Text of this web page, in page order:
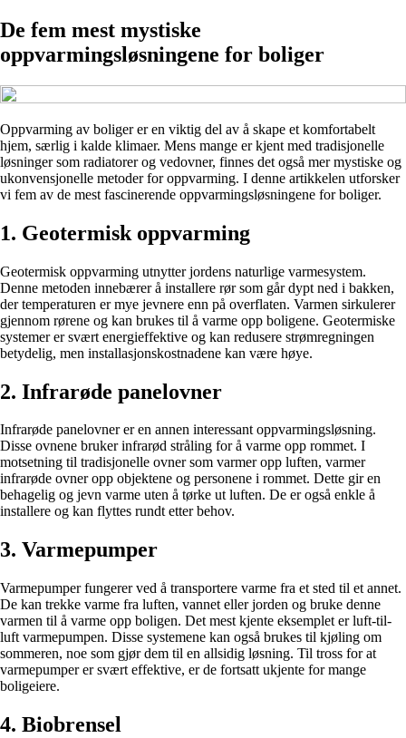
De fem mest mystiske
oppvarmingsløsningene for boliger
Oppvarming av boliger er en viktig del av å skape et komfortabelt
hjem, særlig i kalde klimaer. Mens mange er kjent med tradisjonelle
løsninger som radiatorer og vedovner, finnes det også mer mystiske og
ukonvensjonelle metoder for oppvarming. I denne artikkelen utforsker
vi fem av de mest fascinerende oppvarmingsløsningene for boliger.
1. Geotermisk oppvarming
Geotermisk oppvarming utnytter jordens naturlige varmesystem.
Denne metoden innebærer å installere rør som går dypt ned i bakken,
der temperaturen er mye jevnere enn på overflaten. Varmen sirkulerer
gjennom rørene og kan brukes til å varme opp boligene. Geotermiske
systemer er svært energieffektive og kan redusere strømregningen
betydelig, men installasjonskostnadene kan være høye.
2. Infrarøde panelovner
Infrarøde panelovner er en annen interessant oppvarmingsløsning.
Disse ovnene bruker infrarød stråling for å varme opp rommet. I
motsetning til tradisjonelle ovner som varmer opp luften, varmer
infrarøde ovner opp objektene og personene i rommet. Dette gir en
behagelig og jevn varme uten å tørke ut luften. De er også enkle å
installere og kan flyttes rundt etter behov.
3. Varmepumper
Varmepumper fungerer ved å transportere varme fra et sted til et annet.
De kan trekke varme fra luften, vannet eller jorden og bruke denne
varmen til å varme opp boligen. Det mest kjente eksemplet er luft-til-
luft varmepumpen. Disse systemene kan også brukes til kjøling om
sommeren, noe som gjør dem til en allsidig løsning. Til tross for at
varmepumper er svært effektive, er de fortsatt ukjente for mange
boligeiere.
4. Biobrensel